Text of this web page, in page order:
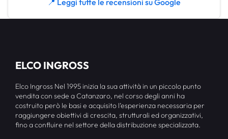
📍 Leggi tutte le recensioni su Google
ELCO INGROSS
Elco Ingross Nel 1995 inizia la sua attività in un piccolo punto
vendita con sede a Catanzaro, nel corso degli anni ha
costruito però le basi e acquisito l’esperienza necessaria per
raggiungere obiettivi di crescita, strutturali ed organizzativi,
fino a confluire nel settore della distribuzione specializzata.